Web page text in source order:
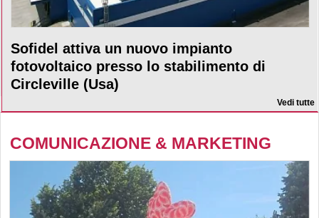
Sofidel attiva un nuovo impianto
fotovoltaico presso lo stabilimento di
Circleville (Usa)
Vedi tutte
COMUNICAZIONE & MARKETING